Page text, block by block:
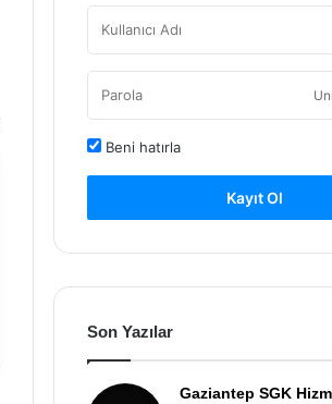
Beni hatırla
Kayıt Ol
Son Yazılar
Gaziantep SGK